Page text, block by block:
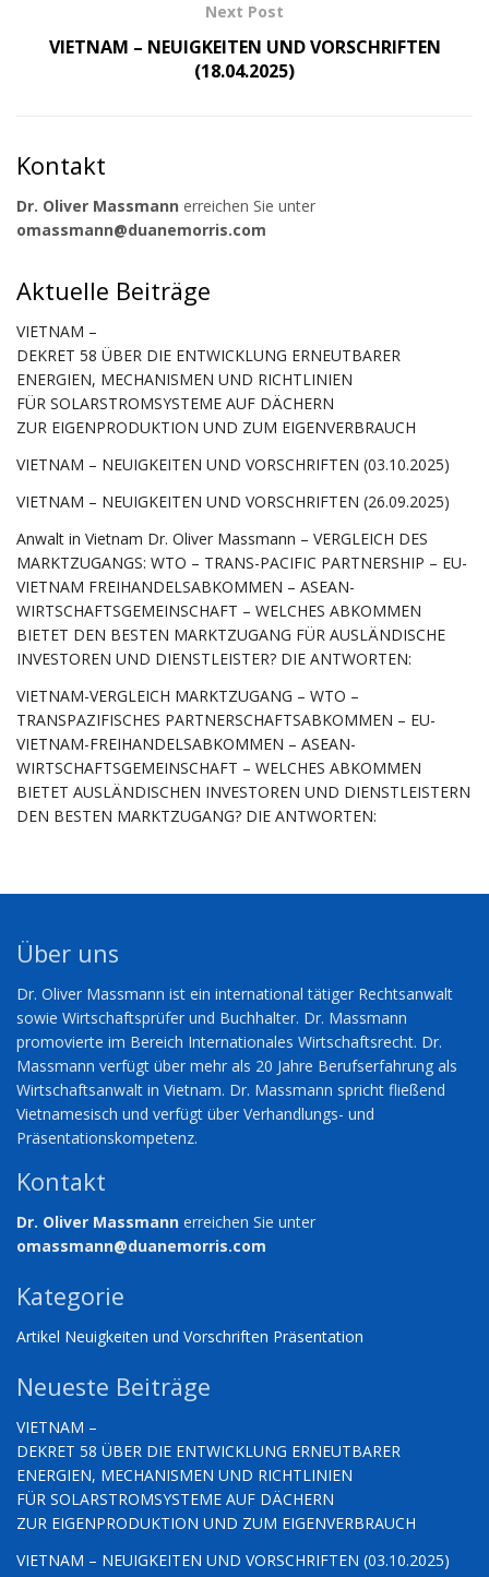
Next Post
VIETNAM – NEUIGKEITEN UND VORSCHRIFTEN
(18.04.2025)
Kontakt
Dr. Oliver Massmann erreichen Sie unter
omassmann@duanemorris.com
Aktuelle Beiträge
VIETNAM –
DEKRET 58 ÜBER DIE ENTWICKLUNG ERNEUTBARER
ENERGIEN, MECHANISMEN UND RICHTLINIEN
FÜR SOLARSTROMSYSTEME AUF DÄCHERN
ZUR EIGENPRODUKTION UND ZUM EIGENVERBRAUCH
VIETNAM – NEUIGKEITEN UND VORSCHRIFTEN (03.10.2025)
VIETNAM – NEUIGKEITEN UND VORSCHRIFTEN (26.09.2025)
Anwalt in Vietnam Dr. Oliver Massmann – VERGLEICH DES
MARKTZUGANGS: WTO – TRANS-PACIFIC PARTNERSHIP – EU-
VIETNAM FREIHANDELSABKOMMEN – ASEAN-
WIRTSCHAFTSGEMEINSCHAFT – WELCHES ABKOMMEN
BIETET DEN BESTEN MARKTZUGANG FÜR AUSLÄNDISCHE
INVESTOREN UND DIENSTLEISTER? DIE ANTWORTEN:
VIETNAM-VERGLEICH MARKTZUGANG – WTO –
TRANSPAZIFISCHES PARTNERSCHAFTSABKOMMEN – EU-
VIETNAM-FREIHANDELSABKOMMEN – ASEAN-
WIRTSCHAFTSGEMEINSCHAFT – WELCHES ABKOMMEN
BIETET AUSLÄNDISCHEN INVESTOREN UND DIENSTLEISTERN
DEN BESTEN MARKTZUGANG? DIE ANTWORTEN:
Über uns
Dr. Oliver Massmann ist ein international tätiger Rechtsanwalt
sowie Wirtschaftsprüfer und Buchhalter. Dr. Massmann
promovierte im Bereich Internationales Wirtschaftsrecht. Dr.
Massmann verfügt über mehr als 20 Jahre Berufserfahrung als
Wirtschaftsanwalt in Vietnam. Dr. Massmann spricht fließend
Vietnamesisch und verfügt über Verhandlungs- und
Präsentationskompetenz.
Kontakt
Dr. Oliver Massmann erreichen Sie unter
omassmann@duanemorris.com
Kategorie
Artikel Neuigkeiten und Vorschriften Präsentation
Neueste Beiträge
VIETNAM –
DEKRET 58 ÜBER DIE ENTWICKLUNG ERNEUTBARER
ENERGIEN, MECHANISMEN UND RICHTLINIEN
FÜR SOLARSTROMSYSTEME AUF DÄCHERN
ZUR EIGENPRODUKTION UND ZUM EIGENVERBRAUCH
VIETNAM – NEUIGKEITEN UND VORSCHRIFTEN (03.10.2025)